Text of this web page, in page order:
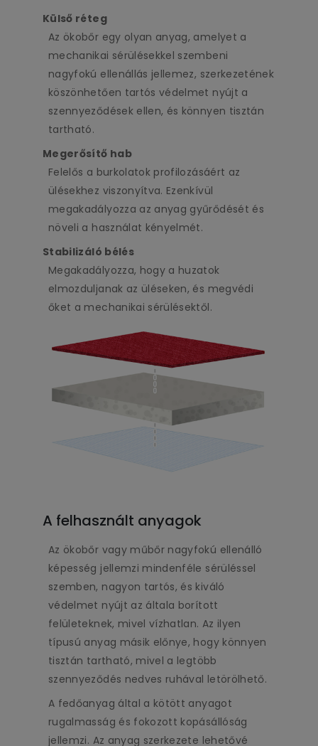
Külső réteg
Az ökobőr egy olyan anyag, amelyet a
mechanikai sérülésekkel szembeni
nagyfokú ellenállás jellemez, szerkezetének
köszönhetően tartós védelmet nyújt a
szennyeződések ellen, és könnyen tisztán
tartható.
Megerősítő hab
Felelős a burkolatok profilozásáért az
ülésekhez viszonyítva. Ezenkívül
megakadályozza az anyag gyűrődését és
növeli a használat kényelmét.
Stabilizáló bélés
Megakadályozza, hogy a huzatok
elmozduljanak az üléseken, és megvédi
őket a mechanikai sérülésektől.
A felhasznált anyagok
Az ökobőr vagy műbőr nagyfokú ellenálló
képesség jellemzi mindenféle sérüléssel
szemben, nagyon tartós, és kiváló
védelmet nyújt az általa borított
felületeknek, mivel vízhatlan. Az ilyen
típusú anyag másik előnye, hogy könnyen
tisztán tartható, mivel a legtöbb
szennyeződés nedves ruhával letörölhető.
A fedőanyag által a kötött anyagot
rugalmasság és fokozott kopásállóság
jellemzi. Az anyag szerkezete lehetővé